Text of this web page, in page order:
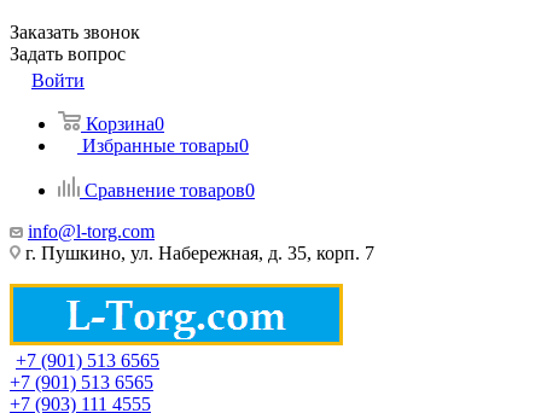
Заказать звонок
Задать вопрос
Войти
Корзина0
Избранные товары0
Сравнение товаров0
info@l-torg.com
г. Пушкино, ул. Набережная, д. 35, корп. 7
+7 (901) 513 6565
+7 (901) 513 6565
+7 (903) 111 4555